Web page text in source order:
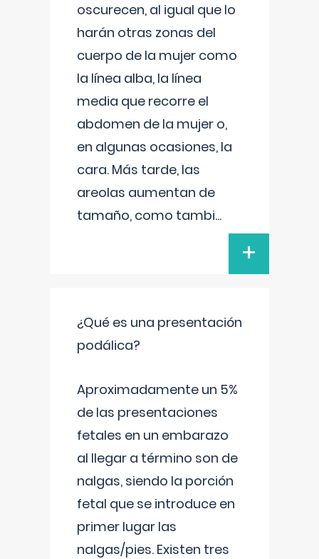
oscurecen, al igual que lo
harán otras zonas del
cuerpo de la mujer como
la línea alba, la línea
media que recorre el
abdomen de la mujer o,
en algunas ocasiones, la
cara. Más tarde, las
areolas aumentan de
tamaño, como tambi...
+
¿Qué es una presentación
podálica?
Aproximadamente un 5%
de las presentaciones
fetales en un embarazo
al llegar a término son de
nalgas, siendo la porción
fetal que se introduce en
primer lugar las
nalgas/pies. Existen tres